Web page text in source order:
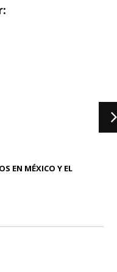
EN MÉXICO Y EL